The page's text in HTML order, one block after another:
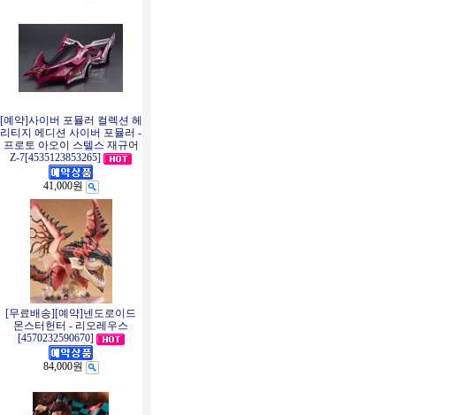
[예약]사이버 포뮬러 컬렉션 헤
리티지 에디션 사이버 포뮬러 -
프로토 아오이 스텔스 재규어
Z-7[4535123853265]
41,000원
[무료배송][예약]넨도로이드
몬스터헌터 - 리오레우스
[4570232590670]
84,000원